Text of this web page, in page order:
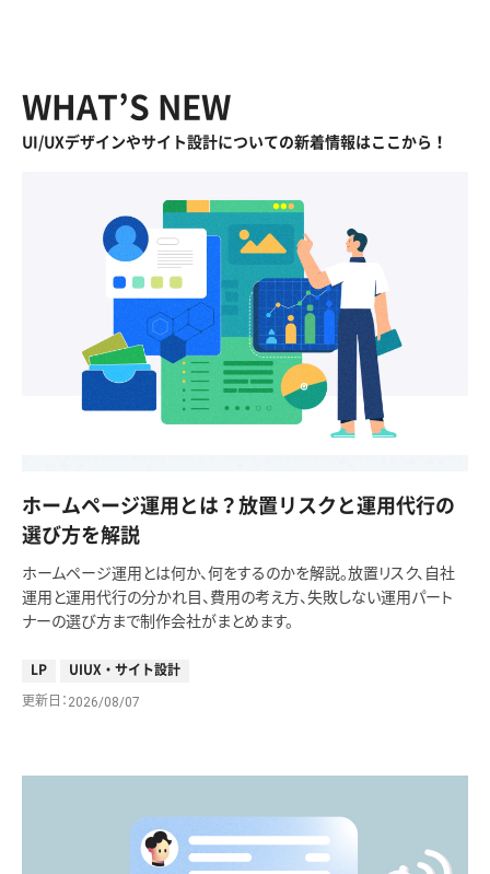
WHAT’S NEW
UI/UXデザインやサイト設計についての新着情報はここから！
ホームページ運用とは？放置リスクと運用代行の
選び方を解説
ホームページ運用とは何か、何をするのかを解説。放置リスク、自社
運用と運用代行の分かれ目、費用の考え方、失敗しない運用パート
ナーの選び方まで制作会社がまとめます。
LP UIUX・サイト設計
更新日 2026/08/07